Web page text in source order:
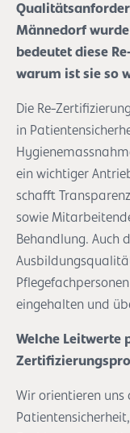
Männedorf
bedeutet diese
warum ist sie so
Die Re-
in
ein wichtiger
schafft
sowie
Behandlung. Auch
eingehalten und
Welche Leitwerte
Wir orientieren uns